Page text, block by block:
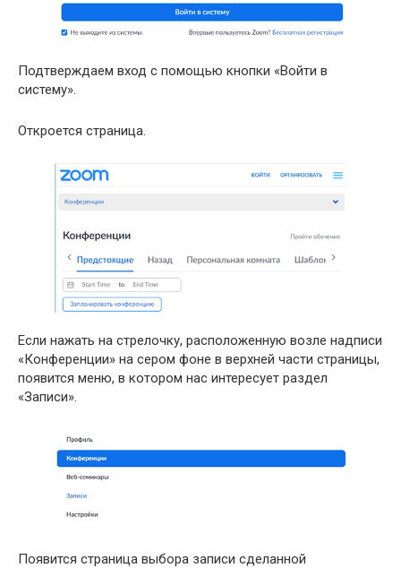
Подтверждаем вход с помощью кнопки «Войти в
систему».
Откроется страница.
Если нажать на стрелочку, расположенную возле надписи
«Конференции» на сером фоне в верхней части страницы,
появится меню, в котором нас интересует раздел
«Записи».
Появится страница выбора записи сделанной